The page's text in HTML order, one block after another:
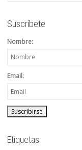
Suscríbete
Nombre:
Email:
Etiquetas